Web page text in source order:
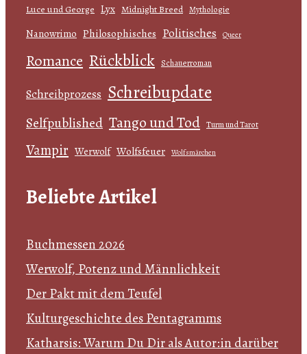
Luce und George Lyx Midnight Breed Mythologie
Nanowrimo Philosophisches Politisches Queer
Romance Rückblick Schauerroman
Schreibprozess Schreibupdate
Selfpublished Tango und Tod Turm und Tarot
Vampir Werwolf Wolfsfeuer Wolfsmärchen
Beliebte Artikel
Buchmessen 2026
Werwolf, Potenz und Männlichkeit
Der Pakt mit dem Teufel
Kulturgeschichte des Pentagramms
Katharsis: Warum Du Dir als Autor:in darüber